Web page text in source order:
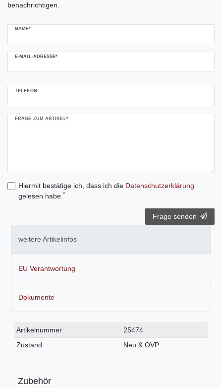
benachrichtigen.
NAME*
E-MAIL-ADRESSE*
TELEFON
FRAGE ZUM ARTIKEL*
Hiermit bestätige ich, dass ich die Daten­schutz­erklärung
gelesen habe. *
Frage senden
weitere Artikelinfos
EU Verantwortung
Dokumente
Technisches
Merkmal
Wert
Artikelnummer
25474
Zustand
Neu & OVP
Zubehör